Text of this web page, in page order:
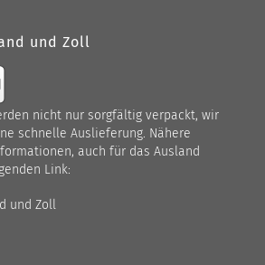
und Zoll
nicht nur sorgfältig verpackt, wir
schnelle Auslieferung. Nähere
auch für das Ausland
Link:
und Zoll